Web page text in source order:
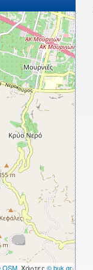
OSM, Χάρτες © buk.gr